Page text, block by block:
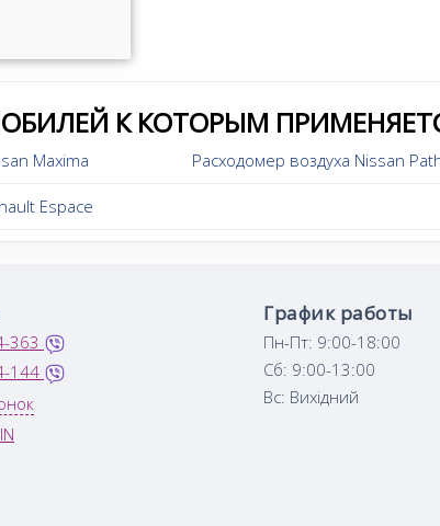
К КОТОРЫМ
Maxima Расходомер воздуха Nissan
Espace
363
144
График работы
Пн-Пт: 9:00-18:00
Сб: 9:00-13:00
Вс: Вихідний